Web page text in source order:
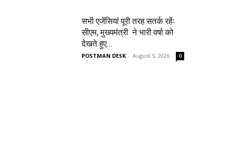
सभी एजेंसियां पूरी तरह सतर्क रहेंः
सीएम, मुख्यमंत्री ने भारी वर्षा को
देखते हुए...
POSTMAN DESK - August 5, 2026 0